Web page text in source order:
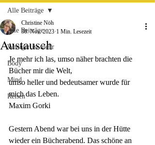
Alle Beiträge
Weniger ist mehr
Body
Mind
Reisen
Alle Beiträge
Austausch
Christine Nöh
30. Nov. 2023 1 Min. Lesezeit
Je mehr ich las, umso näher brachten die
Bücher mir die Welt,
umso heller und bedeutsamer wurde für
mich das Leben.
Maxim Gorki
Gestern Abend war bei uns in der Hütte
wieder ein Bücherabend. Das schöne an